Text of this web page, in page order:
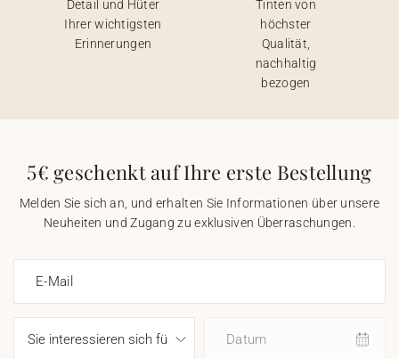
Detail und Hüter
Ihrer wichtigsten
Erinnerungen
Tinten von
höchster
Qualität,
nachhaltig
bezogen
5€ geschenkt auf Ihre erste Bestellung
Melden Sie sich an, und erhalten Sie Informationen über unsere
Neuheiten und Zugang zu exklusiven Überraschungen.
E-Mail
Datum